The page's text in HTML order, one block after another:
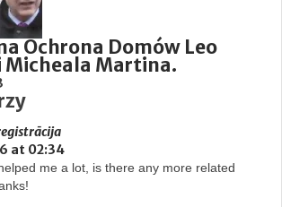
Ochrona Domów Leo
Micheala Martina.
at 02:34
me a lot, is there any more related